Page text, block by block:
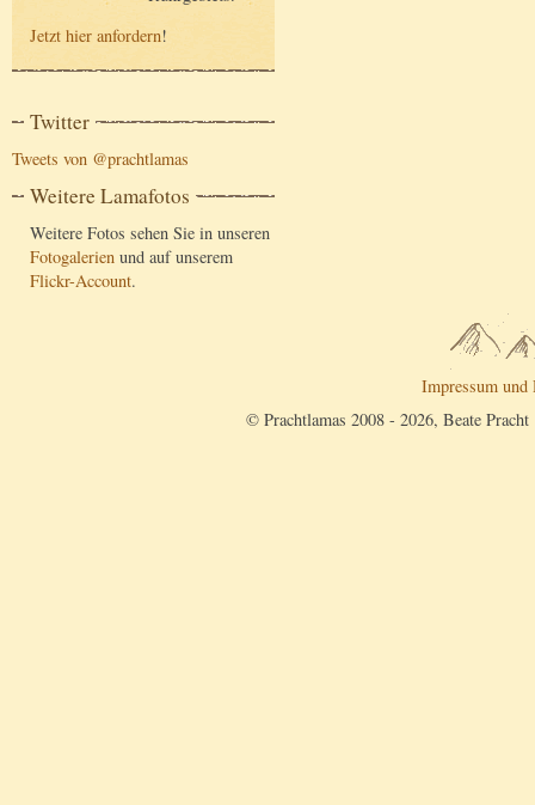
Jetzt hier anfordern!
Twitter
Tweets von @prachtlamas
Weitere Lamafotos
Weitere Fotos sehen Sie in unseren
Fotogalerien und auf unserem
Flickr-Account.
Impressum und
© Prachtlamas 2008 - 2026, Beate Pracht